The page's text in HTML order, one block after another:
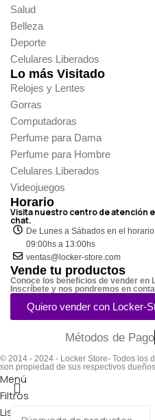
Salud
Belleza
Deporte
Celulares Liberados
Lo más Visitado
Relojes y Lentes
Gorras
Computadoras
Perfume para Dama
Perfume para Hombre
Celulares Liberados
Videojuegos
Horario
Visita nuestro centro de atención
chat.
De Lunes a Sábados en el
09:00hs a 13:00hs
ventas@locker-store.com
Vende tu productos
Conoce los beneficios de vender en
Inscríbete y nos pondremos en
Quiero vender con Locker-
Métodos de Pago
© 2014 - 2024 - Locker Store- Todos los
son propiedad de sus respectivos dueños
Menú
Filtros
Lista de deseos